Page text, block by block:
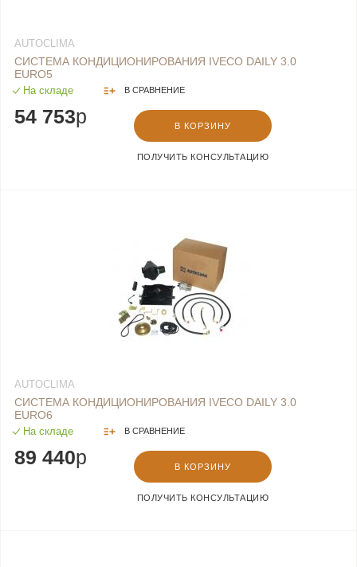
AUTOCLIMA
СИСТЕМА КОНДИЦИОНИРОВАНИЯ IVECO DAILY 3.0
EURO5
На складе В СРАВНЕНИЕ
54 753p В КОРЗИНУ
ПОЛУЧИТЬ КОНСУЛЬТАЦИЮ
AUTOCLIMA
СИСТЕМА КОНДИЦИОНИРОВАНИЯ IVECO DAILY 3.0
EURO6
На складе В СРАВНЕНИЕ
89 440p В КОРЗИНУ
ПОЛУЧИТЬ КОНСУЛЬТАЦИЮ